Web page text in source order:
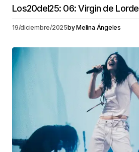
Los20del25: 06: Virgin de Lorde
19/diciembre/2025byMelina Ángeles